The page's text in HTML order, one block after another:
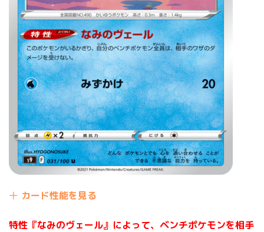
カード性能を見る
特性『なみのヴェール』によって、ベンチポケモンを相手